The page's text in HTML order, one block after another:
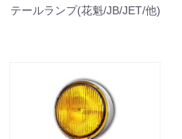
テールランプ(花魁/JB/JET/他)